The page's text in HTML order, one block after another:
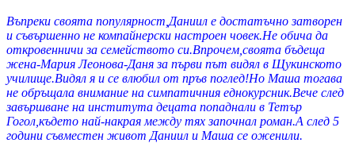
Въпреки своята популярност,Даниил е достатъчно затворен
и съвършенно не компайнерски настроен човек.Не обича да
откровенничи за семейството си.Впрочем,своята бъдеща
жена-Мария Леонова-Даня за първи път видял в Щукинското
училище.Видял я и се влюбил от пръв поглед!Но Маша тогава
не обръщала внимание на симпатичния еднокурсник.Вече след
завършване на института децата попаднали в Тетър
Гогол,където най-накрая между тях започнал роман.А след 5
години съвместен живот Даниил и Маша се оженили.